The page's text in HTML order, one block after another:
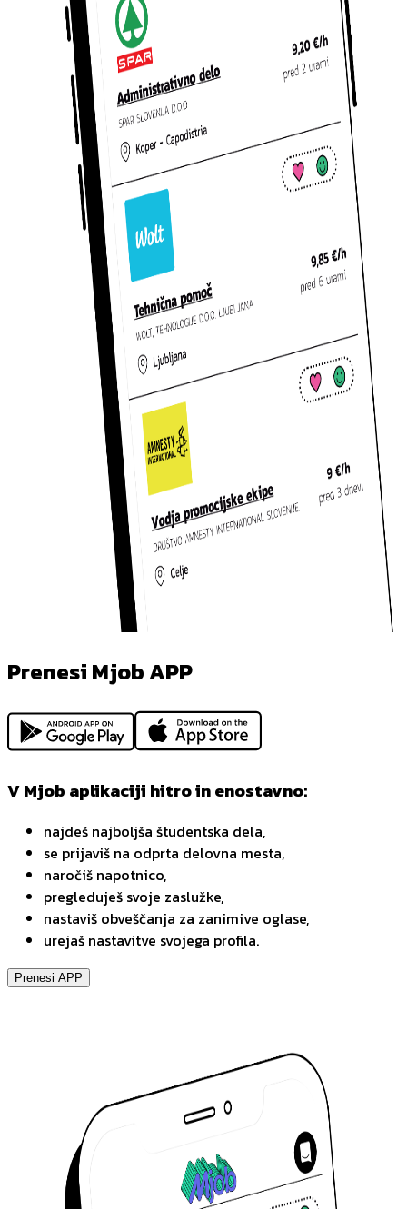
Prenesi Mjob APP
V Mjob aplikaciji hitro in enostavno:
najdeš najboljša študentska dela,
se prijaviš na odprta delovna mesta,
naročiš napotnico,
pregleduješ svoje zaslužke,
nastaviš obveščanja za zanimive oglase,
urejaš nastavitve svojega profila.
Prenesi APP